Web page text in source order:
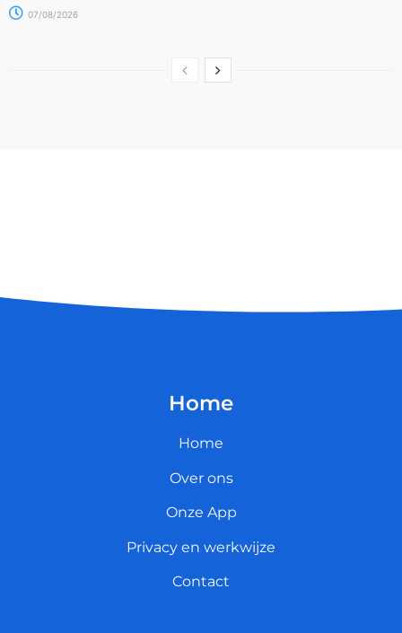
07/08/2026
Home
Home
Over ons
Onze App
Privacy en werkwijze
Contact